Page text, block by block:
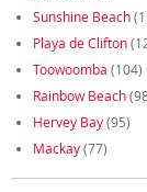
Sunshine Beach
Playa de Clifton
Toowoomba (104)
Rainbow Beach
Hervey Bay(95)
Mackay(77)